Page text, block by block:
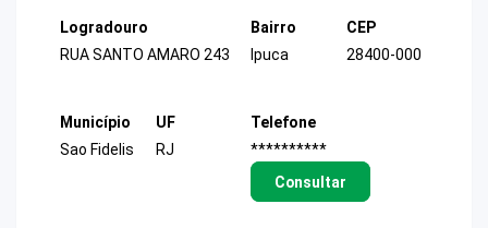
Logradouro
RUA SANTO AMARO 243
Bairro
Ipuca
CEP
28400-000
Município
Sao Fidelis
UF
RJ
Telefone
**********
Consultar